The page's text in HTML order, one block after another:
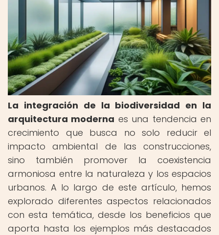
La integración de la biodiversidad en la
arquitectura moderna es una tendencia en
crecimiento que busca no solo reducir el
impacto ambiental de las construcciones,
sino también promover la coexistencia
armoniosa entre la naturaleza y los espacios
urbanos. A lo largo de este artículo, hemos
explorado diferentes aspectos relacionados
con esta temática, desde los beneficios que
aporta hasta los ejemplos más destacados